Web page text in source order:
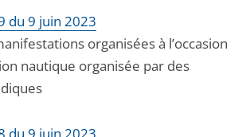
du 9 juin 2023
organisées à l’occasion
nautique organisée par des